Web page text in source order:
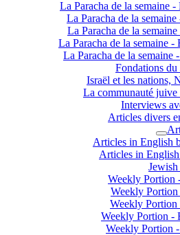
La Paracha de la semaine -
La Paracha de la
La Paracha de la
La Paracha de la semaine -
La Paracha de la semaine
Fondations du
Israël et les nations,
La communauté
Interviews
Articles divers
Articles in English
Articles in
Weekly Portion
Weekly Portion
Weekly Portion
Weekly Portion -
Weekly Portion